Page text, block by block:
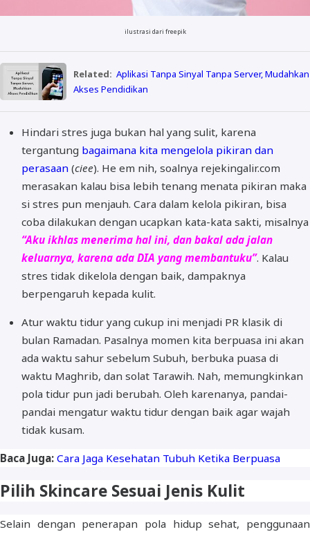
ilustrasi dari freepik
Related: Aplikasi Tanpa Sinyal Tanpa Server, Mudahkan
Akses Pendidikan
Hindari stres juga bukan hal yang sulit, karena
tergantung bagaimana kita mengelola pikiran dan
perasaan(ciee). He em nih, soalnya rejekingalir.com
merasakan kalau bisa lebih tenang menata pikiran maka
si stres pun menjauh. Cara dalam kelola pikiran, bisa
coba dilakukan dengan ucapkan kata-kata sakti, misalnya
“Aku ikhlas menerima hal ini, dan bakal ada jalan
keluarnya, karena ada DIA yang membantuku”. Kalau
stres tidak dikelola dengan baik, dampaknya
berpengaruh kepada kulit.
Atur waktu tidur yang cukup ini menjadi PR klasik di
bulan Ramadan. Pasalnya momen kita berpuasa ini akan
ada waktu sahur sebelum Subuh, berbuka puasa di
waktu Maghrib, dan solat Tarawih. Nah, memungkinkan
pola tidur pun jadi berubah. Oleh karenanya, pandai-
pandai mengatur waktu tidur dengan baik agar wajah
tidak kusam.
Baca Juga: Cara Jaga Kesehatan Tubuh Ketika Berpuasa
Pilih Skincare Sesuai Jenis Kulit
Selain dengan penerapan pola hidup sehat, penggunaan